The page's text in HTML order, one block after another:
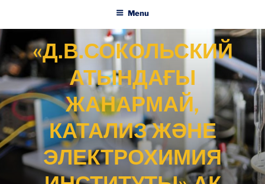
Skip
content«Д.В.СОКОЛЬСКИЙ
АТЫНДАҒЫ
ЖАНАРМАЙ,
КАТАЛИЗ ЖӘНЕ
ЭЛЕКТРОХИМИЯ
Menu